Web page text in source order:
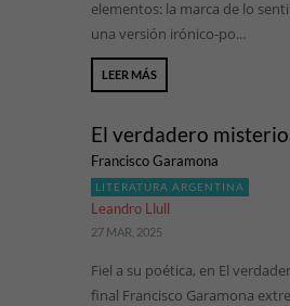
elementos: la marca de lo
una versión irónico-po...
LEER MÁS
El verdadero misterio
Francisco Garamona
LITERATURA ARGENTINA
Leandro Llull
27 MAR, 2025
Fiel a su poética, en El
final Francisco Garamona